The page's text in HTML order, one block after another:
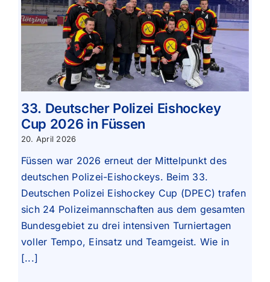
33. Deutscher Polizei Eishockey
Cup 2026 in Füssen
20. April 2026
Füssen war 2026 erneut der Mittelpunkt des
deutschen Polizei-Eishockeys. Beim 33.
Deutschen Polizei Eishockey Cup (DPEC) trafen
sich 24 Polizeimannschaften aus dem gesamten
Bundesgebiet zu drei intensiven Turniertagen
voller Tempo, Einsatz und Teamgeist. Wie in
[...]